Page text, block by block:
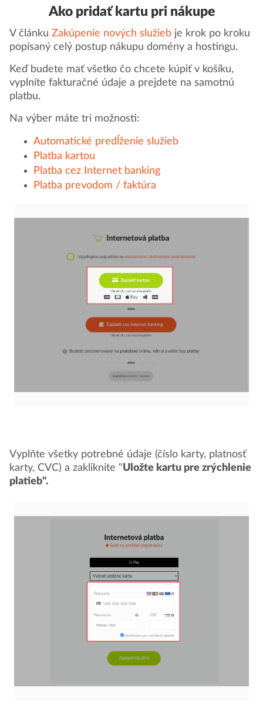
Ako pridať kartu pri nákupe
V článku Zakúpenie nových služieb je krok po kroku
popísaný celý postup nákupu domény a hostingu.
Keď budete mať všetko čo chcete kúpiť v košíku,
vyplníte fakturačné údaje a prejdete na samotnú
platbu.
Na výber máte tri možnosti:
Automatické predĺženie služieb
Platba kartou
Platba cez Internet banking
Platba prevodom / faktúra
Vyplňte všetky potrebné údaje (číslo karty, platnosť
karty, CVC) a zakliknite "Uložte kartu pre zrýchlenie
platieb".